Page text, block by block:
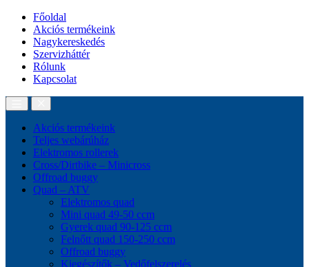
Főoldal
Akciós termékeink
Nagykereskedés
Szervizháttér
Rólunk
Kapcsolat
Akciós termékeink
Teljes webárúház
Elektromos rollerek
Cross/Dirtbike – Minicross
Offroad buggy
Quad – ATV
Elektromos quad
Mini quad 49-50 ccm
Gyerek quad 90-125 ccm
Felnőtt quad 150-250 ccm
Offroad buggy
Kiegészítők – Vedőfelszerelés